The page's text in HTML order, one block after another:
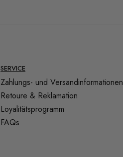
SERVICE
Zahlungs- und Versandinformationen
Retoure & Reklamation
Loyalitätsprogramm
FAQs